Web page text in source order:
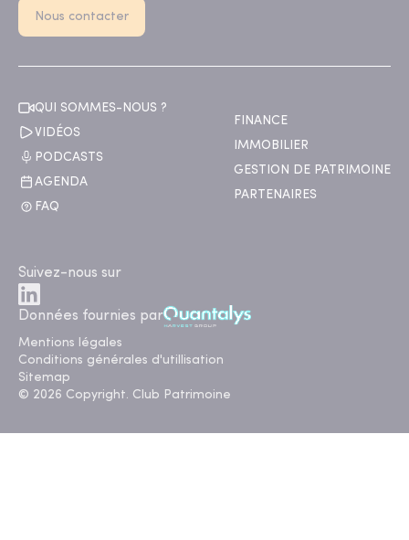
Nous contacter
QUI SOMMES-NOUS ?
VIDÉOS
PODCASTS
AGENDA
FAQ
FINANCE
IMMOBILIER
GESTION DE PATRIMOINE
PARTENAIRES
Suivez-nous sur
Données fournies par
Mentions légales
Conditions générales d'utillisation
Sitemap
© 2026 Copyright. Club Patrimoine